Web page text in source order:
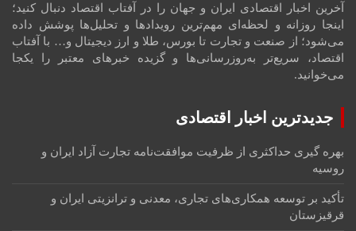
آخرین اخبار اقتصادی ایران و جهان را در آفتاب اقتصاد دنبال کنید؛
اینجا روزانه و لحظه‌ای مهم‌ترین رویدادها و تحلیل‌ها پوشش داده
می‌شود؛ از صنعت و تجارت تا بورس، طلا و ارز دیجیتال و… با آفتاب
اقتصاد، سریع‌تر به‌روزرسانی‌ها و گزیده خبرهای معتبر را یکجا
می‌خوانید.
جدیدترین اخبار اقتصادی
بهره گیری حداکثری از ظرفیت موافقت‌نامه تجارت آزاد ایران و
روسیه
تأکید بر توسعه همکاری‌های تجاری، معدنی و ترانزیتی ایران و
قرقیزستان